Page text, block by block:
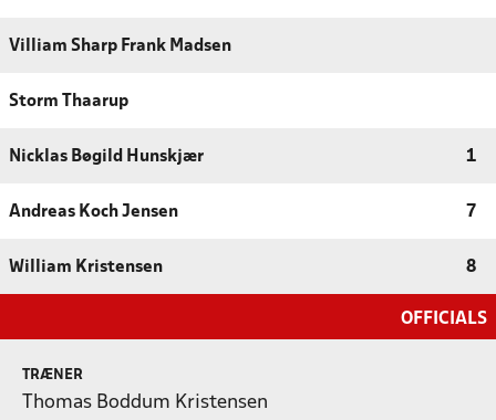
Villiam Sharp Frank Madsen
Storm Thaarup
Nicklas Bøgild Hunskjær 1
Andreas Koch Jensen 7
William Kristensen 8
OFFICIALS
TRÆNER
Thomas Boddum Kristensen